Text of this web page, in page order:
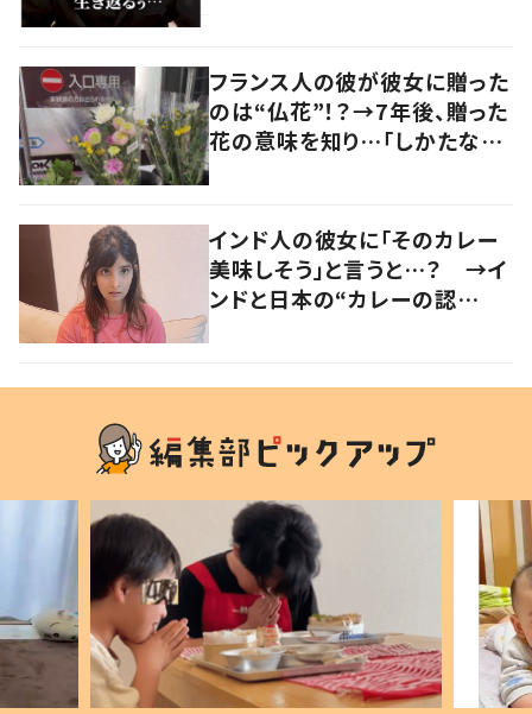
フランス人の彼が彼女に贈った
のは“仏花”！？→7年後、贈った
花の意味を知り…「しかたな
インド人の彼女に「そのカレー
美味しそう」と言うと…？ →イ
ンドと日本の“カレーの認